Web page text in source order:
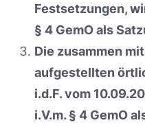
Festsetzungen,
§ 4 GemO als
Die zusammen
aufgestellten
i.d.F. vom
i.V.m. § 4 GemO